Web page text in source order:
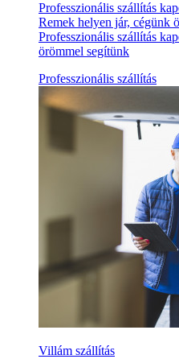
Professzionális szállítás
Remek helyen jár, cégünk
Professzionális szállítás
örömmel segítünk
Professzionális szállítás
Villám szállítás